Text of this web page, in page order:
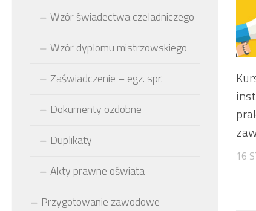
16
Wzór świadectwa czeladniczego
Wzór dyplomu mistrzowskiego
Zaświadczenie – egz. spr.
Dokumenty ozdobne
Duplikaty
Akty prawne oświata
Przygotowanie zawodowe